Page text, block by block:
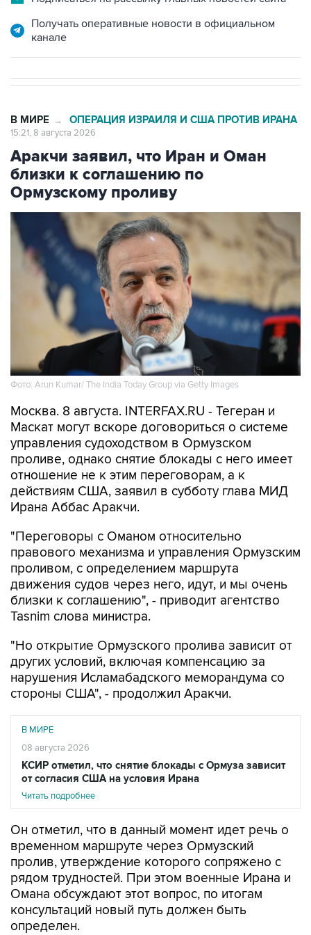
Получать оперативные новости в официальном
канале
В МИРЕ → ОПЕРАЦИЯ ИЗРАИЛЯ И США ПРОТИВ ИРАНА
15:21, 8 августа 2026
Аракчи заявил, что Иран и Оман
близки к соглашению по
Ормузскому проливу
Фото: Arun Kumar/ The India Today Group via Getty Images
Москва. 8 августа. INTERFAX.RU - Тегеран и
Маскат могут вскоре договориться о системе
управления судоходством в Ормузском
проливе, однако снятие блокады с него имеет
отношение не к этим переговорам, а к
действиям США, заявил в субботу глава МИД
Ирана Аббас Аракчи.
"Переговоры с Оманом относительно
правового механизма и управления Ормузским
проливом, с определением маршрута
движения судов через него, идут, и мы очень
близки к соглашению", - приводит агентство
Tasnim слова министра.
"Но открытие Ормузского пролива зависит от
других условий, включая компенсацию за
нарушения Исламабадского меморандума со
стороны США", - продолжил Аракчи.
В МИРЕ
08 августа 2026
КСИР отметил, что снятие блокады с Ормуза зависит
от согласия США на условия Ирана
Читать подробнее
Он отметил, что в данный момент идет речь о
временном маршруте через Ормузский
пролив, утверждение которого сопряжено с
рядом трудностей. При этом военные Ирана и
Омана обсуждают этот вопрос, по итогам
консультаций новый путь должен быть
определен.